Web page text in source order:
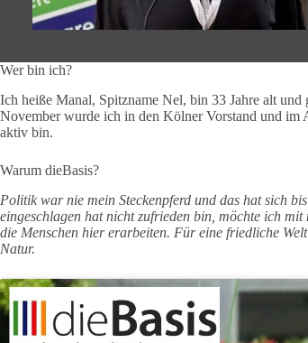
Wer bin ich?
Ich heiße Manal, Spitzname Nel, bin 33 Jahre alt
November wurde ich in den Kölner Vorstand und im
aktiv bin.
Warum dieBasis?
Politik war nie mein Steckenpferd und das hat sich
eingeschlagen hat nicht zufrieden bin, möchte ich
die Menschen hier erarbeiten. Für eine friedliche
Natur.